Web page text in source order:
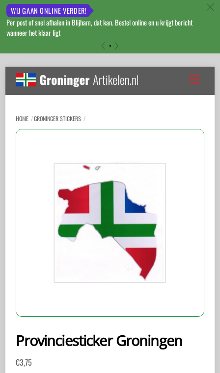
WIJ GAAN ONLINE VERDER!
Per post of snel afhalen in Blijham, dat kan. Bestel online en u krijgt bericht
wanneer het klaar ligt
c
content
Menu
HOME GRONINGER STICKERS
Provinciesticker Groningen
€3,75